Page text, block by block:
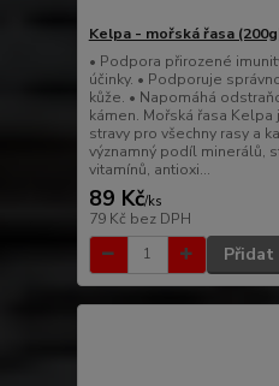
Kelpa - mořská řasa
• Podpora přirozené
účinky. • Podporuje
kůže. • Napomáhá
kámen. Mořská řasa
stravy pro všechny rasy a
významný podíl minerálů,
vitamínů, antioxi...
89 Kč/ks
79 Kč bez DPH
Přidat